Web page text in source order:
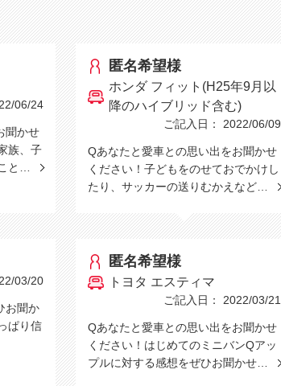
06/24
聞かせ
族、子
と…
匿名希望様
ホンダ フィット(H25年9月以
降のハイブリッド含む)
ご記入日： 2022/06/09
Qあなたと愛車との思い出をお聞かせ
ください！子どもをのせておでかけし
たり、サッカーの送りむかえなど…
03/20
お聞か
ぱり信
匿名希望様
トヨタ エスティマ
ご記入日： 2022/03/21
Qあなたと愛車との思い出をお聞かせ
ください！はじめてのミニバンQアッ
プルに対する感想をぜひお聞かせ…